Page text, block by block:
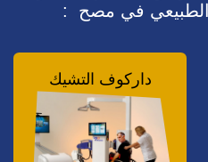
الطبيعي في مصح :
داركوف التشيك